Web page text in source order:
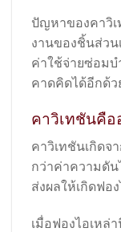
ปัญหาของคาวิเ
งานของชิ้นส่วน
ค่าใช้จ่ายซ่อมบ
คาดคิดได้อีกด้ว
คาวิเทชันคือ
คาวิเทชันเกิดจ
กว่าค่าความดัน
ส่งผลให้เกิดฟอ
เมื่อฟองไอเหล่